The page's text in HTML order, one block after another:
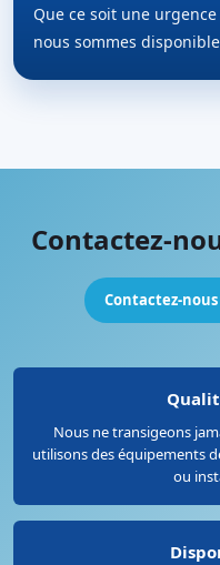
Que ce soit une
nous sommes
Contactez-
Contactez-nous
Nous ne transigeons
utilisons des équipements
ou